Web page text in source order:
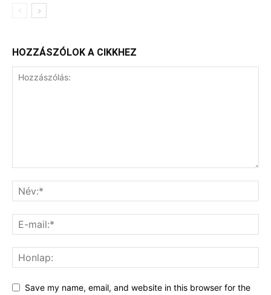
HOZZÁSZÓLOK A CIKKHEZ
Save my name, email, and website in this browser for the